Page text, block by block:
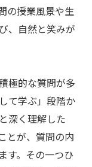
の授業風景や生
、自然と笑みが
極的な質問が多
て学ぶ」段階か
深く理解した
とが、質問の内
す。その一つひ